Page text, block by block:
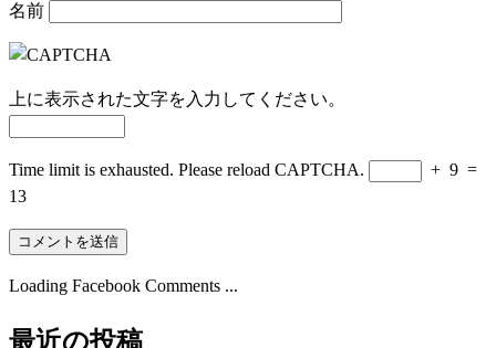
名前
上に表示された文字を入力してください。
Time limit is exhausted. Please reload CAPTCHA. + 9 =
13
Loading Facebook Comments ...
最近の投稿